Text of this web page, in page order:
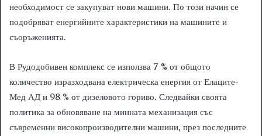
необходимост се закупуват нови машини. По този начин се
подобряват енергийните характеристики на машините и
съоръженията.
В Рудодобивен комплекс се използва 7 % от общото
количество изразходвана електрическа енергия от Елаците-
Мед АД и 98 % от дизеловото гориво. Следвайки своята
политика за обновяване на минната механизация със
съвременни високопроизводителни машини, през последните